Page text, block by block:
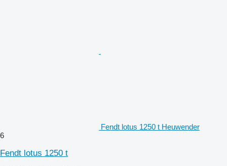
Fendt lotus 1250 t Heuwender
6
Fendt lotus 1250 t